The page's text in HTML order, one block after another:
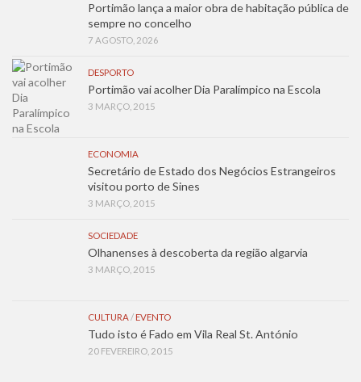
Portimão lança a maior obra de habitação pública de
sempre no concelho
7 AGOSTO, 2026
DESPORTO
Portimão vai acolher Dia Paralímpico na Escola
3 MARÇO, 2015
ECONOMIA
Secretário de Estado dos Negócios Estrangeiros
visitou porto de Sines
3 MARÇO, 2015
SOCIEDADE
Olhanenses à descoberta da região algarvia
3 MARÇO, 2015
CULTURA/ EVENTO
Tudo isto é Fado em Vila Real St. António
20 FEVEREIRO, 2015